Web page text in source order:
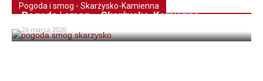
Pogoda i smog - Skarżysko-Kamienna
Pogoda i smog – Skarżysko-Kamienna
26 marca 2020